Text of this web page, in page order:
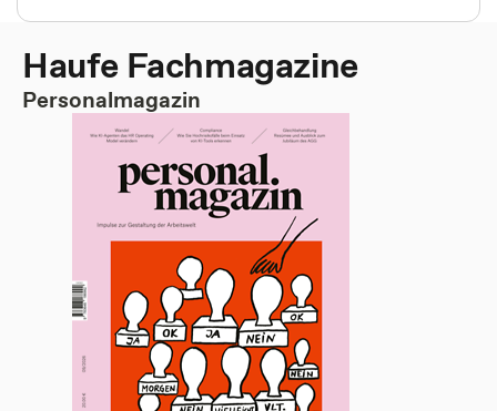
Haufe Fachmagazine
Personalmagazin